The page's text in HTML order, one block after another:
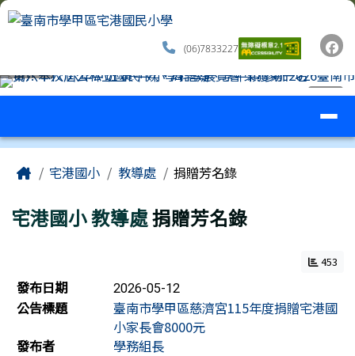
跳至主內容區
臺南市學甲區宅港國民小學
(06)7833227
工具列
Home宅港國小 教導處 捐贈芳名錄
宅港國小教導處捐贈芳名錄
453
新聞列表
發布日期 2026-05-12
公告標題
臺南市學甲區慈濟宮115年度捐贈宅港國
小家長會8000元
發布者
學務組長